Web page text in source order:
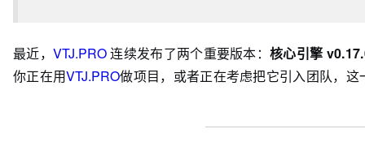
最近， VTJ.PRO连续发布了两个重要版本：核心引擎
你正在用VTJ.PRO做项目，或者正在考虑把它引入团队，这